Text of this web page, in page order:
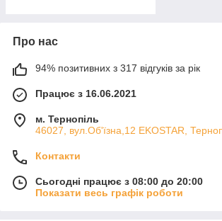
Про нас
94% позитивних з 317 відгуків за рік
Працює з 16.06.2021
м. Тернопіль
46027, вул.Об'їзна,12 EKOSTAR,
Контакти
Сьогодні працює з 08:00 до 20:00
Показати весь графік роботи